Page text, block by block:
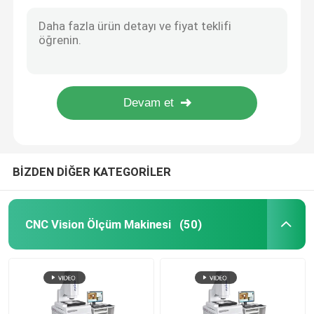
2D Koordinat Ölçme Makinesi
Video Ölçüm Makinaları
CMM Ölçüm Makinesi
BİZDEN DİĞER KATEGORİLER
CNC Vision Ölçüm Makinesi (50)